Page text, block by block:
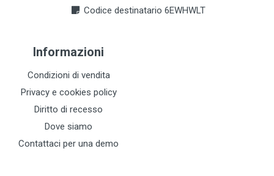
Codice destinatario 6EWHWLT
Informazioni
Condizioni di vendita
Privacy e cookies policy
Diritto di recesso
Dove siamo
Contattaci per una demo